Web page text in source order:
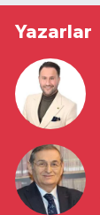
Yazarlar